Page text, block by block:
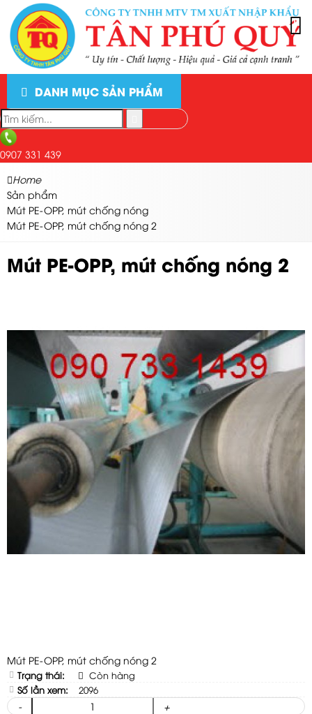
DANH MỤC SẢN PHẨM
0907 331 439
Home
Sản phẩm
Mút PE-OPP, mút chống nóng
Mút PE-OPP, mút chống nóng 2
Mút PE-OPP, mút chống nóng 2
Mút PE-OPP, mút chống nóng 2
Trạng thái:
Còn hàng
Số lần xem:
2096
-
+